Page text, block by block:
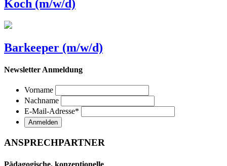
Koch (m/w/d)
Barkeeper (m/w/d)
Newsletter Anmeldung
Vorname
Nachname
E-Mail-Adresse*
ANSPRECHPARTNER